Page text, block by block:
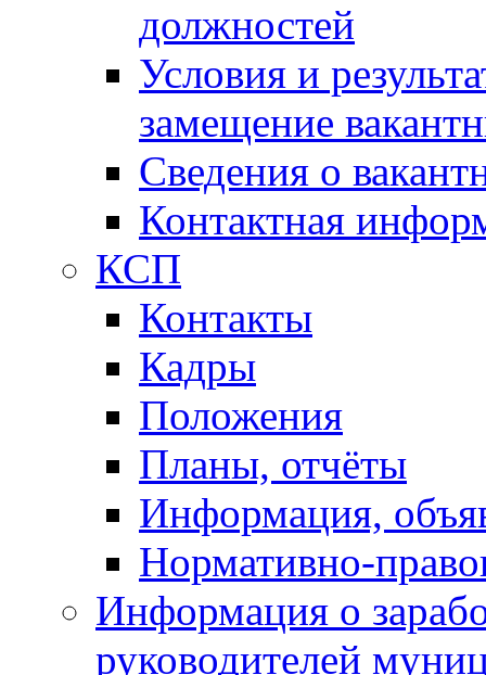
должностей
Условия и
замещение
Сведения о
Контактная
КСП
Контакты
Кадры
Положения
Планы, отчёты
Информация,
Нормативно-
Информация о
руководителей